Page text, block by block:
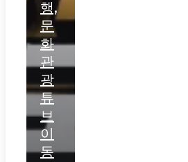
행,
문
화
관
광
튜
브
이
동